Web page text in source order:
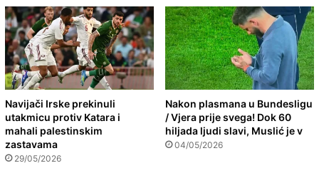
Navijači Irske prekinuli
utakmicu protiv Katara i
mahali palestinskim
zastavama
29/05/2026
Nakon plasmana u Bundesligu
/ Vjera prije svega! Dok 60
hiljada ljudi slavi, Muslić je v
04/05/2026